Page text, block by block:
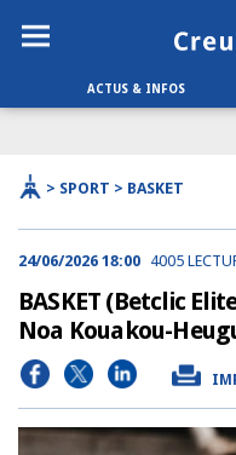
ACTUS & INFOS
> SPORT > BASKET
24/06/2026 18:00 4005
BASKET (Betclic
Noa Kouakou-